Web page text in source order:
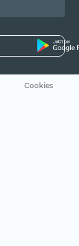
Cookies